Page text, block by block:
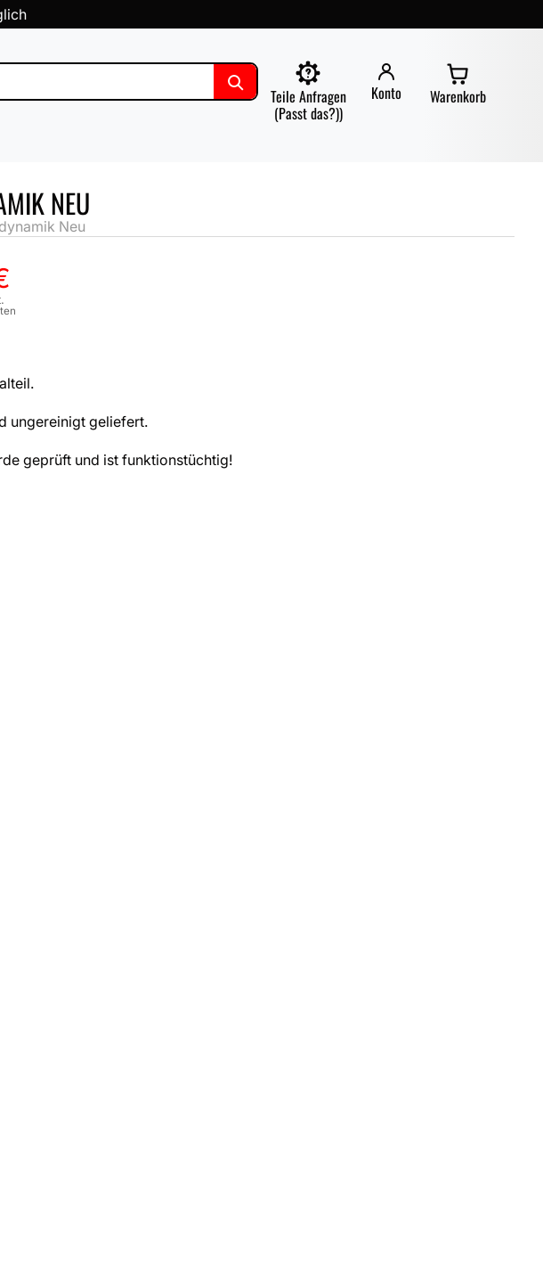
Teile Anfragen
(Passt das?))
Konto Warenkorb
NEU
Neu
ungereinigt geliefert.
geprüft und ist funktionstüchtig!